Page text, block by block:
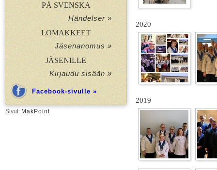
PÅ SVENSKA
Händelser »
LOMAKKEET
Jäsenanomus »
JÄSENILLE
Kirjaudu sisään »
Facebook-sivulle »
Sivut: MakPoint
2020
2019